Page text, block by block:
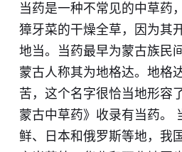
当药是一种不常见的中草药
獐牙菜的干燥全草，因为其
地当。当药最早为蒙古族民
蒙古人称其为地格达。地格
苦，这个名字很恰当地形容
蒙古中草药》收录有当药。
鲜、日本和俄罗斯等地，我